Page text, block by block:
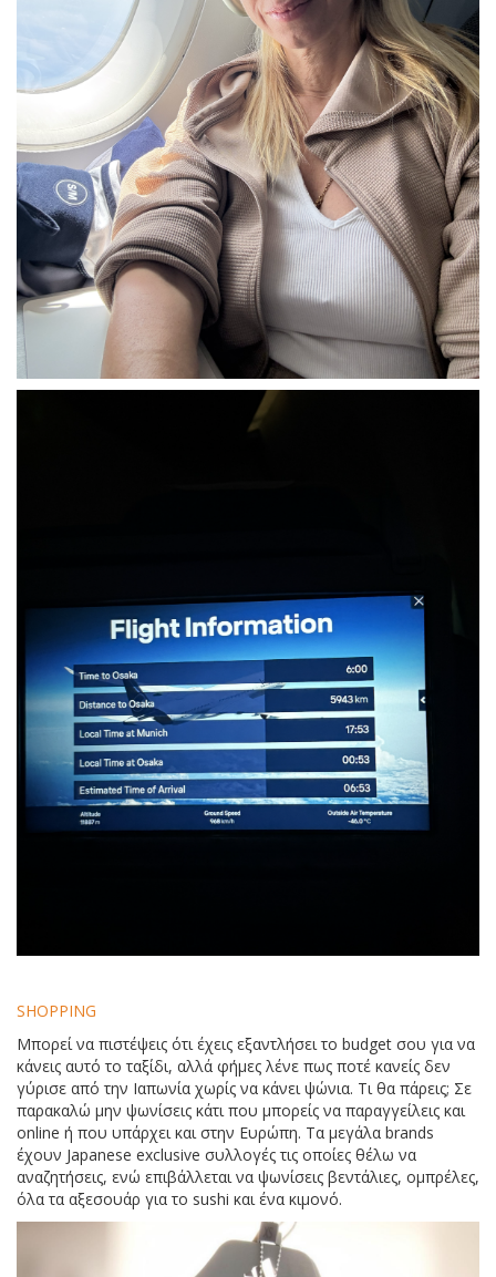
SHOPPING
Μπορεί να πιστέψεις ότι έχεις εξαντλήσει το budget σου για να
κάνεις αυτό το ταξίδι, αλλά φήμες λένε πως ποτέ κανείς δεν
γύρισε από την Ιαπωνία χωρίς να κάνει ψώνια. Τι θα πάρεις; Σε
παρακαλώ μην ψωνίσεις κάτι που μπορείς να παραγγείλεις και
online ή που υπάρχει και στην Ευρώπη. Τα μεγάλα brands
έχουν Japanese exclusive συλλογές τις οποίες θέλω να
αναζητήσεις, ενώ επιβάλλεται να ψωνίσεις βεντάλιες, ομπρέλες,
όλα τα αξεσουάρ για το sushi και ένα κιμονό.